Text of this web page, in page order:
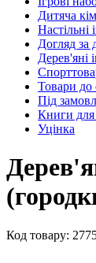
Дитяча
Настільні
Догляд за
Дерев'яні
Товари до
Під
Книги для
Уцінка
Код товару: